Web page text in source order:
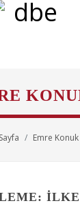
Emre Konuk